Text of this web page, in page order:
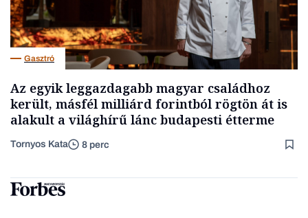
Gasztró
Az egyik leggazdagabb magyar családhoz
került, másfél milliárd forintból rögtön át is
alakult a világhírű lánc budapesti étterme
Tornyos Kata 8 perc